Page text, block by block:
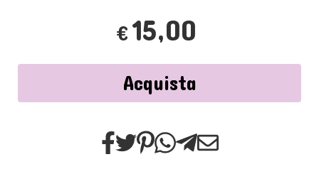
€ 15,00
Acquista